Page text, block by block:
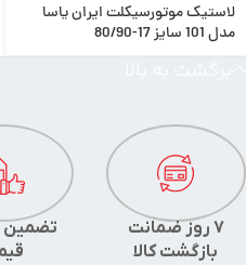
لاستیک موتورسیکلت ایران یاسا
مدل 101 سایز 17-80/90
تضمین
7 روز ضمانت
بازگشت کالا